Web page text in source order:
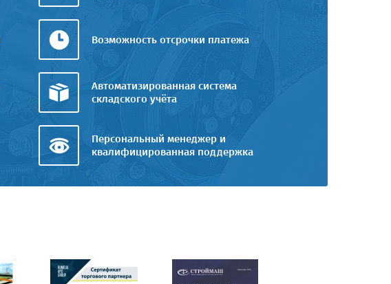
Возможность отсрочки платежа
Автоматизированная система
складского учёта
Персональный менеджер и
квалифицированная поддержка